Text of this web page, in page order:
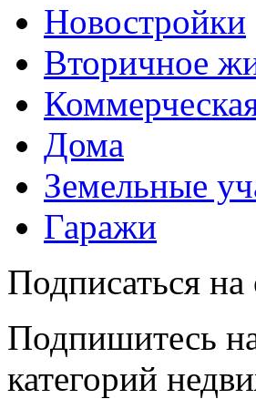
Новостройки
Вторичное
Дома
Земельные
Гаражи
Подписаться
Подпишитесь
категорий